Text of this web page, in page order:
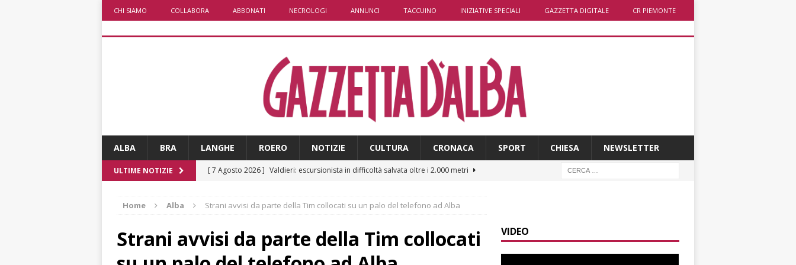
CHI SIAMO COLLABORA ABBONATI NECROLOGI ANNUNCI TACCUINO INIZIATIVE SPECIALI GAZZETTA DIGITALE CR PIEMONTE
ALBA BRA LANGHE ROERO NOTIZIE CULTURA CRONACA SPORT CHIESA NEWSLETTER
ULTIME NOTIZIE [ 7 Agosto 2026 ] Valdieri: escursionista in difficoltà salvata oltre i 2.000 metri
[ 7 Agosto 2026 ] Caso Galeasso in Comune ad Alba, per la Lega le dimissioni
non cancellano il problema politico
ALBA
[ 7 Agosto 2026 ]
Home Alba Strani avvisi da parte della Tim collocati su un palo del telefono ad Alba
Strani avvisi da parte della Tim collocati
VIDEO